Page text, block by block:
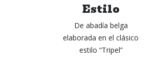
Estilo
De abadía belga
elaborada en el clásico
estilo “Tripel”